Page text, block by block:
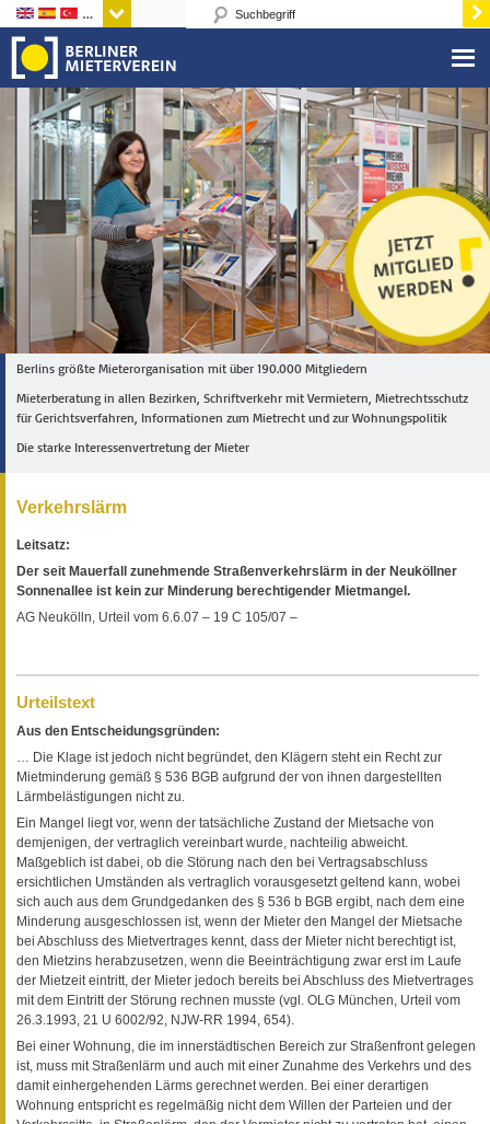
Sprachen
Berlins größte Mieterorganisation mit über 190.000 Mitgliedern
Mieterberatung in allen Bezirken, Schriftverkehr mit Vermietern, Mietrechtsschutz
für Gerichtsverfahren, Informationen zum Mietrecht und zur Wohnungspolitik
Die starke Interessenvertretung der Mieter
Verkehrslärm
Leitsatz:
Der seit Mauerfall zunehmende Straßenverkehrslärm in der Neuköllner
Sonnenallee ist kein zur Minderung berechtigender Mietmangel.
AG Neukölln, Urteil vom 6.6.07 – 19 C 105/07 –
Urteilstext
Aus den Entscheidungsgründen:
… Die Klage ist jedoch nicht begründet, den Klägern steht ein Recht zur
Mietminderung gemäß § 536 BGB aufgrund der von ihnen dargestellten
Lärmbelästigungen nicht zu.
Ein Mangel liegt vor, wenn der tatsächliche Zustand der Mietsache von
demjenigen, der vertraglich vereinbart wurde, nachteilig abweicht.
Maßgeblich ist dabei, ob die Störung nach den bei Vertragsabschluss
ersichtlichen Umständen als vertraglich vorausgesetzt geltend kann, wobei
sich auch aus dem Grundgedanken des § 536 b BGB ergibt, nach dem eine
Minderung ausgeschlossen ist, wenn der Mieter den Mangel der Mietsache
bei Abschluss des Mietvertrages kennt, dass der Mieter nicht berechtigt ist,
den Mietzins herabzusetzen, wenn die Beeinträchtigung zwar erst im Laufe
der Mietzeit eintritt, der Mieter jedoch bereits bei Abschluss des Mietvertrages
mit dem Eintritt der Störung rechnen musste (vgl. OLG München, Urteil vom
26.3.1993, 21 U 6002/92, NJW-RR 1994, 654).
Bei einer Wohnung, die im innerstädtischen Bereich zur Straßenfront gelegen
ist, muss mit Straßenlärm und auch mit einer Zunahme des Verkehrs und des
damit einhergehenden Lärms gerechnet werden. Bei einer derartigen
Wohnung entspricht es regelmäßig nicht dem Willen der Parteien und der